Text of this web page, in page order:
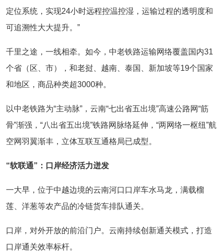
定位系统，实现24小时远程控温控湿，运输过程的透明度和
可追溯性大大提升。”
千里之途，一线相牵。如今，中老铁路运输网络覆盖国内31
个省（区、市），和老挝、越南、泰国、新加坡等19个国家
和地区，商品种类超3000种。
以中老铁路为“主动脉”，云南“七出省五出境”高速公路网“筋
骨”渐强，“八出省五出境”铁路网脉络延伸，“两网络一枢纽”航
空网羽翼渐丰，立体互联互通格局已成型。
“软联通”：口岸经济活力迸发
一大早，位于中越边境的云南河口口岸车水马龙，满载榴
莲、洋葱等农产品的冷链货车排队通关。
口岸，对外开放的前沿门户。云南持续创新通关模式，打造
口岸通关效率标杆。